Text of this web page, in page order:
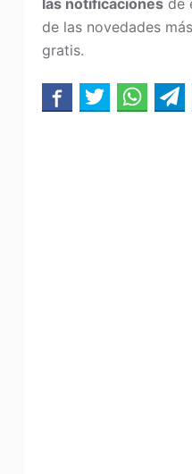
las notificacionesde
de las novedades
gratis.